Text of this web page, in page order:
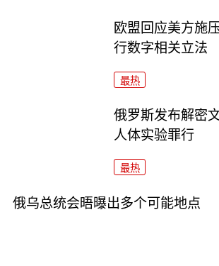
欧盟回应美方施
行数字相关立法
最热
俄罗斯发布解密
人体实验罪行
最热
俄乌总统会晤曝出多个可能地点